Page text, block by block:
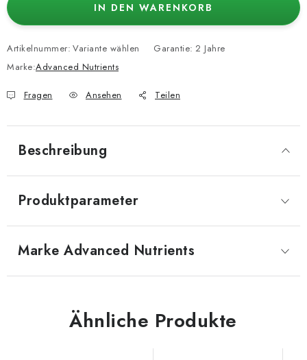
IN DEN WARENKORB
Artikelnummer: Variante wählen
Marke:Advanced Nutrients
Garantie: 2 Jahre
Fragen Ansehen Teilen
Beschreibung
Produktparameter
Marke Advanced Nutrients
Ähnliche Produkte